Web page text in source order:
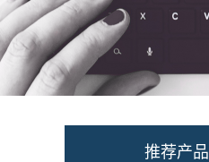
推荐产品